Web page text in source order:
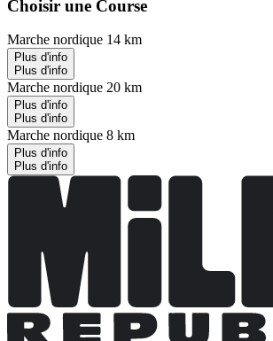
Choisir une Course
Marche nordique 14 km
Plus d'info
Plus d'info
Marche nordique 20 km
Plus d'info
Plus d'info
Marche nordique 8 km
Plus d'info
Plus d'info